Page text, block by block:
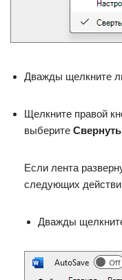
Дважды щелкните
Щелкните правой
выберите
Если лента
следующих
Дважды